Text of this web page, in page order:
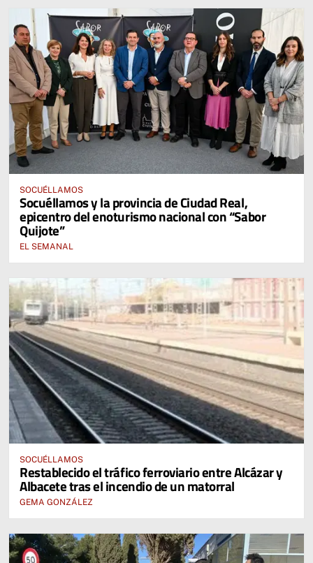
SOCUÉLLAMOS
Socuéllamos y la provincia de Ciudad Real,
epicentro del enoturismo nacional con “Sabor
Quijote”
EL SEMANAL
SOCUÉLLAMOS
Restablecido el tráfico ferroviario entre Alcázar y
Albacete tras el incendio de un matorral
GEMA GONZÁLEZ